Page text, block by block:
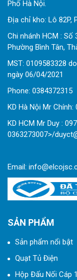
Phố Hà Nội.
Địa chỉ kho: Lô 82P,
Chi nhánh HCM :
Phường Bình Tân,
MST: 0109583328
ngày 06/04/2021
Phone: 0384372315
KD Hà Nội Mr
KD HCM Mr Duy :
0363273007>/
Email:
SẢN PHẨM
Sản phẩm nổi bật
Quạt Tủ Điện
Hộp Đấu Nối Cáp